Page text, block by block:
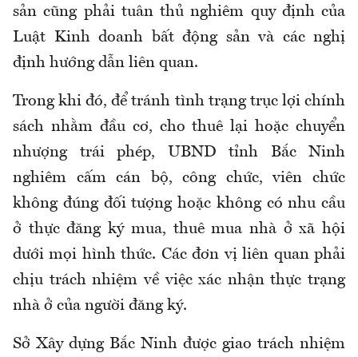
sản cũng phải tuân thủ nghiêm quy định của
Luật Kinh doanh bất động sản và các nghị
định hướng dẫn liên quan.
Trong khi đó, để tránh tình trạng trục lợi chính
sách nhằm đầu cơ, cho thuê lại hoặc chuyển
nhượng trái phép, UBND tỉnh Bắc Ninh
nghiêm cấm cán bộ, công chức, viên chức
không đúng đối tượng hoặc không có nhu cầu
ở thực đăng ký mua, thuê mua nhà ở xã hội
dưới mọi hình thức. Các đơn vị liên quan phải
chịu trách nhiệm về việc xác nhận thực trạng
nhà ở của người đăng ký.
Sở Xây dựng Bắc Ninh được giao trách nhiệm